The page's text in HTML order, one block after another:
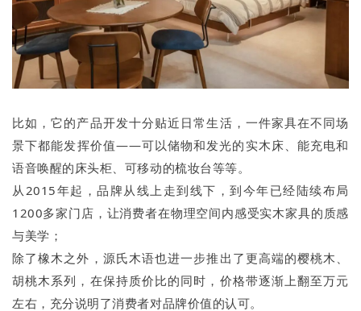
比如，它的产品开发十分贴近日常生活，一件家具在不同场
景下都能发挥价值——可以储物和发光的实木床、能充电和
语音唤醒的床头柜、可移动的梳妆台等等。
从2015年起，品牌从线上走到线下，到今年已经陆续布局
1200多家门店，让消费者在物理空间内感受实木家具的质感
与美学；
除了橡木之外，源氏木语也进一步推出了更高端的樱桃木、
胡桃木系列，在保持质价比的同时，价格带逐渐上翻至万元
左右，充分说明了消费者对品牌价值的认可。